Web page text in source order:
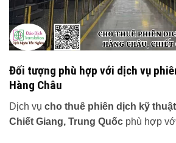
Đối tượng phù hợp với dịch vụ
Hàng Châu
Dịch vụ cho thuê phiên dịch kỹ
Chiết Giang, Trung Quốc phù hợp